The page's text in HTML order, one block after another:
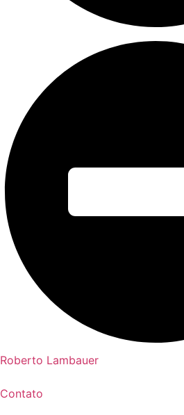
Roberto Lambauer
Contato